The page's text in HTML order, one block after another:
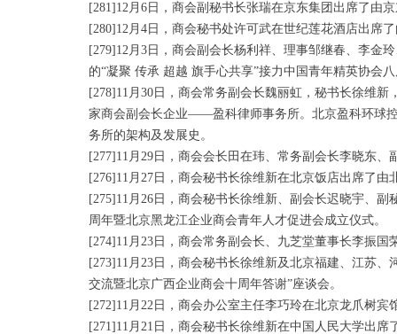
[281]12月6日，商会副秘书长张瑞在京东集团出席了由
[280]12月4日，商会秘书处许可武在世纪莲花酒店出席
[279]12月3日，商会副会长杨利祥、理事邹继春、李金
的“凝聚 传承 超越 旗手心共享”接力中国青年精英协会
[278]11月30日，商会常务副会长魏丽虹，秘书长徐维
家商会副会长企业——盈科律师事务所。北京盈科环球
务所的架构及发展史。
[277]11月29日，商会会长田在玮、常务副会长李晓东
[276]11月27日，商会秘书长徐维新在北京饭店出席了
[275]11月26日，商会秘书长徐维新、副会长迟晓宇、
周年暨北京黑龙江企业商会青年人才促进会成立仪式。
[274]11月23日，商会常务副会长、九芝堂董事长李振国
[273]11月23日，商会秘书长徐维新及北京福建、江苏
交流暨北京广西企业商会十周年答谢”座谈会。
[272]11月22日，商会办公室主任李巧玲在北京龙爪树
[271]11月21日，商会秘书长徐维新在中国人民大学出